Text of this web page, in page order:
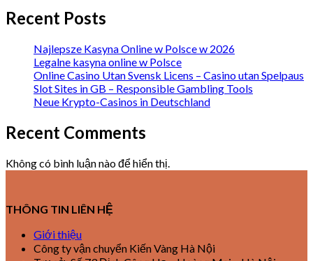
Recent Posts
Najlepsze Kasyna Online w Polsce w 2026
Legalne kasyna online w Polsce
Online Casino Utan Svensk Licens – Casino utan Spelpaus
Slot Sites in GB – Responsible Gambling Tools
Neue Krypto-Casinos in Deutschland
Recent Comments
Không có bình luận nào để hiển thị.
THÔNG TIN LIÊN HỆ
Giới thiệu
Công ty vận chuyển Kiến Vàng Hà Nội